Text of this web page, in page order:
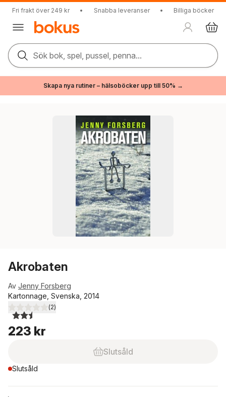
Fri frakt över 249 kr • Snabba leveranser • Billiga böcker
Sök bok, spel, pussel, penna...
Skapa nya rutiner – hälsoböcker upp till 50% →
Akrobaten
Av Jenny Forsberg
Kartonnage, Svenska, 2014
2,5utav 5 stjärnor. Totalt antal röster:
(2)
223 kr
Slutsåld
Slutsåld